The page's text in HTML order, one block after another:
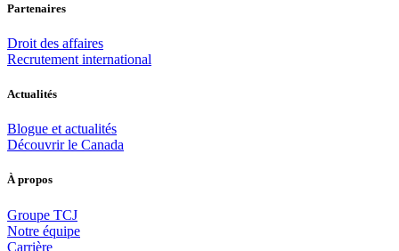
Partenaires
Droit des affaires
Recrutement international
Actualités
Blogue et actualités
Découvrir le Canada
À propos
Groupe TCJ
Notre équipe
Carrière